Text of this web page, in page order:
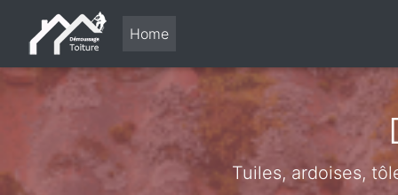
Home
Tuiles, ardoises,